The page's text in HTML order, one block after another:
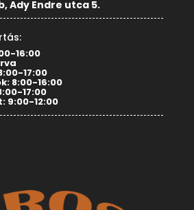
Ady Endre utca 5.
16:00
17:00
8:00-16:00
17:00
9:00-12:00